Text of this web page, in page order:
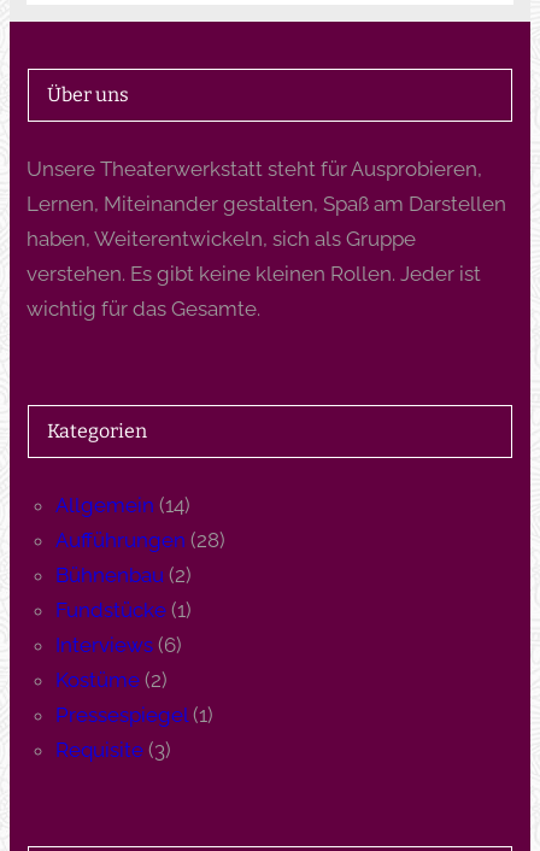
Über uns
Unsere Theaterwerkstatt steht für Ausprobieren,
Lernen, Miteinander gestalten, Spaß am Darstellen
haben, Weiterentwickeln, sich als Gruppe
verstehen. Es gibt keine kleinen Rollen. Jeder ist
wichtig für das Gesamte.
Kategorien
Allgemein (14)
Aufführungen (28)
Bühnenbau (2)
Fundstücke(1)
Interviews(6)
Kostüme(2)
Pressespiegel (1)
Requisite(3)